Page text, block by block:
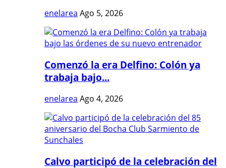
enelarea Ago 5, 2026
Comenzó la era Delfino: Colón ya
trabaja bajo...
enelarea Ago 4, 2026
Calvo participó de la celebración del